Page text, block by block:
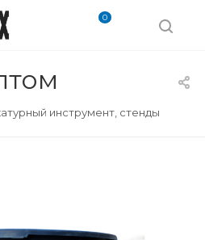
0
инструмент, стенды